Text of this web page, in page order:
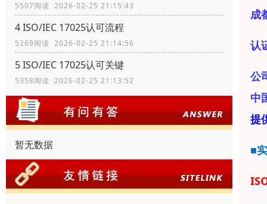
5507阅读 2026-02-25 21:15:43
4 ISO/IEC 17025认可流程
5269阅读 2026-02-25 21:14:56
5 ISO/IEC 17025认可关键
5358阅读 2026-02-25 21:13:52
暂无数据
成
认
公
中
提
■